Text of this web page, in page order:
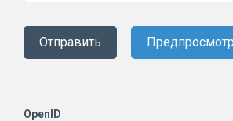
Отправить Предпросмотр
OpenID